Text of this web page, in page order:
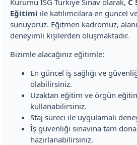
Eğitimi ile katılımcılara en güncel
sunuyoruz. Eğitmen kadromuz,
deneyimli kişilerden oluşmaktadır.
Bizimle alacağınız eğitimle:
En güncel iş sağlığı ve
olabilirsiniz.
Uzaktan eğitim ve örgün
kullanabilirsiniz.
Staj süreci ile uygulamalı
İş güvenliği sınavına tam
hazırlanabilirsiniz.